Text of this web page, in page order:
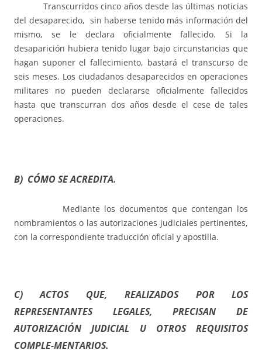
Transcurridos cinco años desde las últimas noticias
del desaparecido, sin haberse tenido más información del
mismo, se le declara oficialmente fallecido. Si la
desaparición hubiera tenido lugar bajo circunstancias que
hagan suponer el fallecimiento, bastará el transcurso de
seis meses. Los ciudadanos desaparecidos en operaciones
militares no pueden declararse oficialmente fallecidos
hasta que transcurran dos años desde el cese de tales
operaciones.
B) CÓMO SE ACREDITA.
Mediante los documentos que contengan los
nombramientos o las autorizaciones judiciales pertinentes,
con la correspondiente traducción oficial y apostilla.
C) ACTOS QUE, REALIZADOS POR LOS
REPRESENTANTES LEGALES, PRECISAN DE
AUTORIZACIÓN JUDICIAL U OTROS REQUISITOS
COMPLE-MENTARIOS.